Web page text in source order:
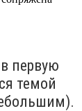
первую
темой